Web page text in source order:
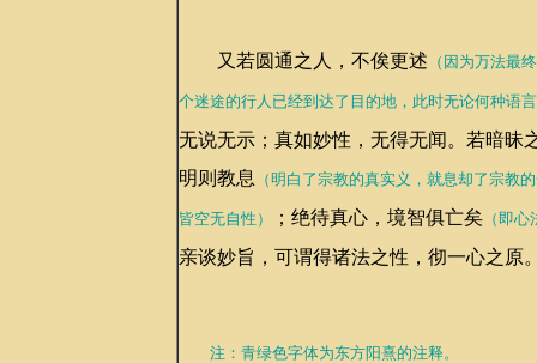
又若圆通之人，不俟更述 （因为万法最
个迷途的行人已经到达了目的地，此时无论何种语
无说无示；真如妙性，无得无闻。若暗昧
明则教息
（明白了宗教的真实义，就息却了宗教
皆空无自性） ；绝待真心，境智俱亡矣 （即
亲谈妙旨，可谓得诸法之性，彻一心之原
注：青绿色字体为东方阳熹的注释。